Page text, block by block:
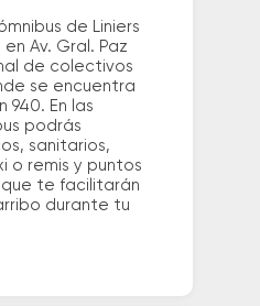
de Liniers
Av. Gral. Paz
de colectivos
se encuentra
940. En las
podrás
sanitarios,
o remis y puntos
te facilitarán
durante tu